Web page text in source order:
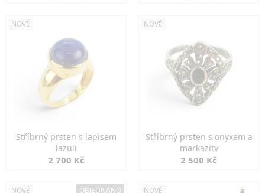
NOVÉ
Stříbrný prsten s lapisem
lazuli
2 700 Kč
NOVÉ
Stříbrný prsten s onyxem a
markazity
2 500 Kč
NOVÉ OBJEDNÁNO NOVÉ